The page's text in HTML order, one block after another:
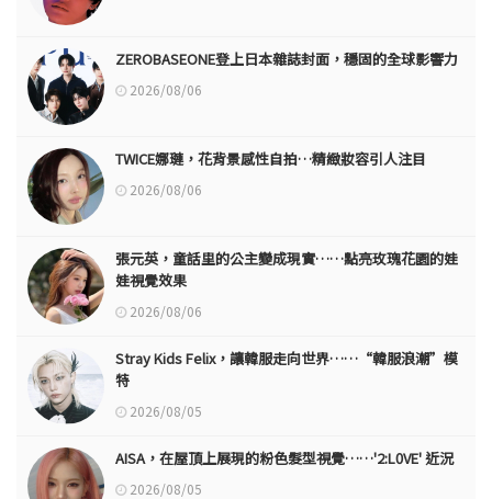
ZEROBASEONE登上日本雜誌封面，穩固的全球影響力
2026/08/06
TWICE娜璉，花背景感性自拍…精緻妝容引人注目
2026/08/06
張元英，童話里的公主變成現實……點亮玫瑰花園的娃
娃視覺效果
2026/08/06
Stray Kids Felix，讓韓服走向世界……“韓服浪潮”模
特
2026/08/05
AISA，在屋頂上展現的粉色髮型視覺……'2:L0VE' 近況
2026/08/05